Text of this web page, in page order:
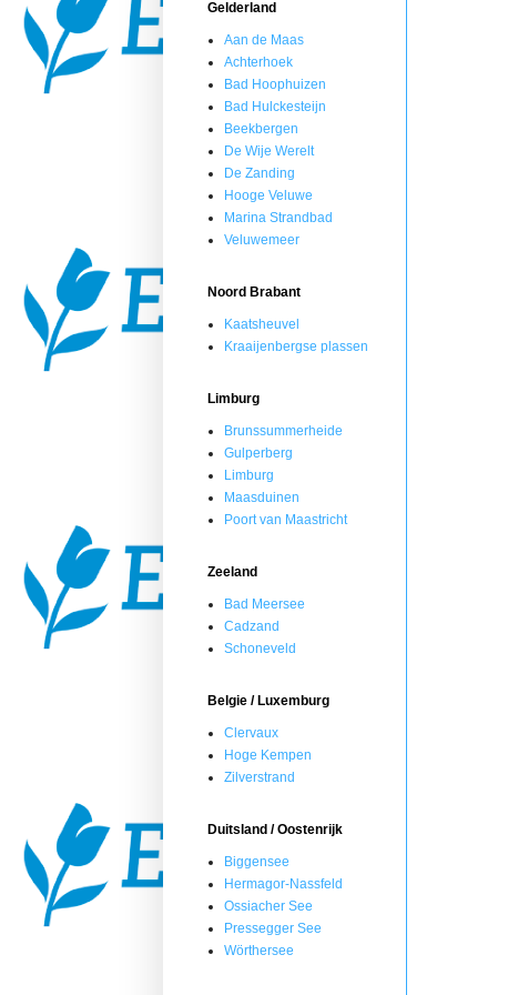
Gelderland
Aan de Maas
Achterhoek
Bad Hoophuizen
Bad Hulckesteijn
Beekbergen
De Wije Werelt
De Zanding
Hooge Veluwe
Marina Strandbad
Veluwemeer
Noord Brabant
Kaatsheuvel
Kraaijenbergse plassen
Limburg
Brunssummerheide
Gulperberg
Limburg
Maasduinen
Poort van Maastricht
Zeeland
Bad Meersee
Cadzand
Schoneveld
Belgie / Luxemburg
Clervaux
Hoge Kempen
Zilverstrand
Duitsland / Oostenrijk
Biggensee
Hermagor-Nassfeld
Ossiacher See
Pressegger See
Wörthersee